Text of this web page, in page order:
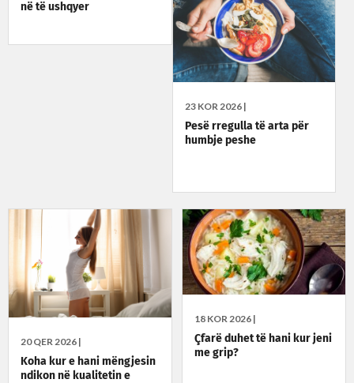
në të ushqyer
23 KOR 2026 |
Pesë rregulla të arta për
humbje peshe
18 KOR 2026 |
Çfarë duhet të hani kur jeni
me grip?
20 QER 2026 |
Koha kur e hani mëngjesin
ndikon në kualitetin e